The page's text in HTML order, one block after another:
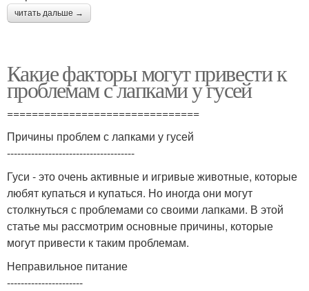
читать дальше →
Какие факторы могут привести к
проблемам с лапками у гусей
===============================
Причины проблем с лапками у гусей
-------------------------------------
Гуси - это очень активные и игривые животные, которые
любят купаться и купаться. Но иногда они могут
столкнуться с проблемами со своими лапками. В этой
статье мы рассмотрим основные причины, которые
могут привести к таким проблемам.
Неправильное питание
----------------------